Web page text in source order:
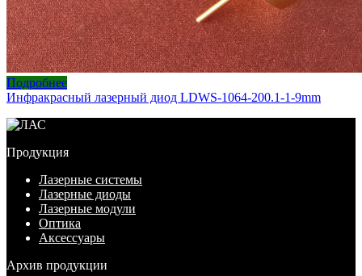
Подробнее
Инфракрасный лазерный диод LDWS-1064-200.1-1-9mm
Продукция
Лазерные системы
Лазерные диоды
Лазерные модули
Оптика
Аксессуары
Архив продукции